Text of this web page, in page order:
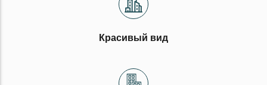
Красивый вид